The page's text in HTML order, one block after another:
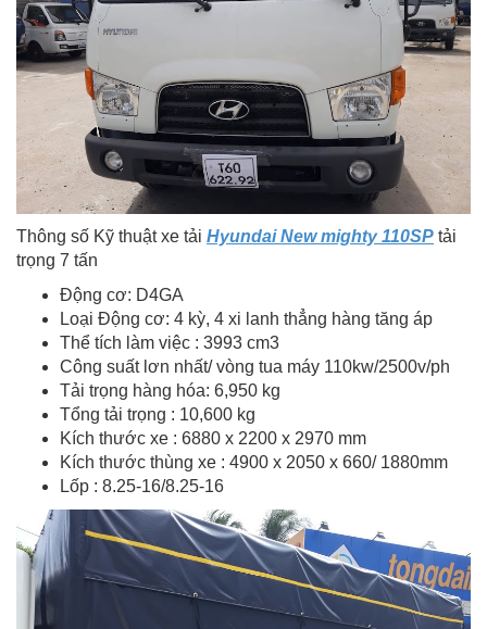
Thông số Kỹ thuật xe tải Hyundai New mighty 110SP tải
trọng 7 tấn
Động cơ: D4GA
Loại Động cơ: 4 kỳ, 4 xi lanh thẳng hàng tăng áp
Thể tích làm việc : 3993 cm3
Công suất lơn nhất/ vòng tua máy 110kw/2500v/ph
Tải trọng hàng hóa: 6,950 kg
Tổng tải trọng : 10,600 kg
Kích thước xe : 6880 x 2200 x 2970 mm
Kích thước thùng xe : 4900 x 2050 x 660/ 1880mm
Lốp : 8.25-16/8.25-16